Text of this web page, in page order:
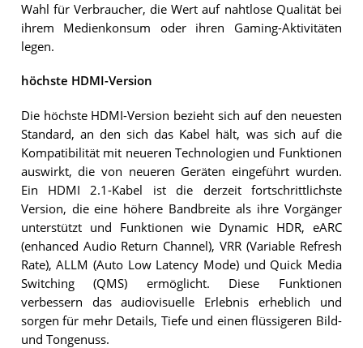
Wahl für Verbraucher, die Wert auf nahtlose Qualität bei
ihrem Medienkonsum oder ihren Gaming-Aktivitäten
legen.
höchste HDMI-Version
Die höchste HDMI-Version bezieht sich auf den neuesten
Standard, an den sich das Kabel hält, was sich auf die
Kompatibilität mit neueren Technologien und Funktionen
auswirkt, die von neueren Geräten eingeführt wurden.
Ein HDMI 2.1-Kabel ist die derzeit fortschrittlichste
Version, die eine höhere Bandbreite als ihre Vorgänger
unterstützt und Funktionen wie Dynamic HDR, eARC
(enhanced Audio Return Channel), VRR (Variable Refresh
Rate), ALLM (Auto Low Latency Mode) und Quick Media
Switching (QMS) ermöglicht. Diese Funktionen
verbessern das audiovisuelle Erlebnis erheblich und
sorgen für mehr Details, Tiefe und einen flüssigeren Bild-
und Tongenuss.